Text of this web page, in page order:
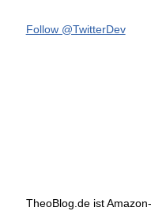
Follow @TwitterDev
TheoBlog.de ist